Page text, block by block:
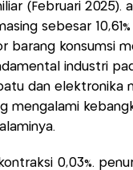
(Februari
sebesar
barang konsumsi
industri
dan elektronika
mengalami
0,03%.